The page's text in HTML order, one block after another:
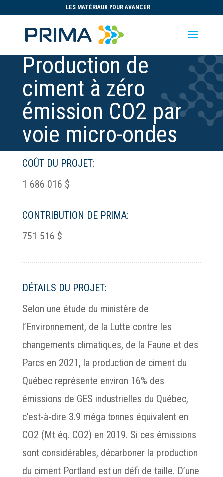
LES MATÉRIAUX POUR AVANCER
Production de
ciment à zéro
émission CO2 par
voie micro-ondes
COÛT DU PROJET:
1 686 016 $
CONTRIBUTION DE PRIMA:
751 516 $
DÉTAILS DU PROJET:
Selon une étude du ministère de
l’Environnement, de la Lutte contre les
changements climatiques, de la Faune et des
Parcs en 2021, la production de ciment du
Québec représente environ 16% des
émissions de GES industrielles du Québec,
c’est-à-dire 3.9 méga tonnes équivalent en
CO2 (Mt éq. CO2) en 2019. Si ces émissions
sont considérables, décarboner la production
du ciment Portland est un défi de taille. D’une